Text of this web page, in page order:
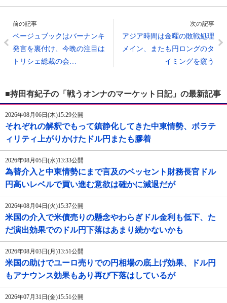
前の記事
ベージュブックはバーナンキ
発言を裏付け、今晩の注目は
トリシェ総裁の会…
次の記事
アジア時間は金曜の敗戦処理
メイン、またも円ロングのタ
イミングを窺う
■持田有紀子の「戦うオンナのマーケット日記」の最新記事
2026年08月06日(木)15:29公開
それぞれの解釈でもって鎮静化してきた中東情勢、ボラテ
ィリティ上がりかけたドル円またも膠着
2026年08月05日(水)13:33公開
為替介入と中東情勢にまで言及のベッセント財務長官ドル
円高いレベルで買い進む意欲は確かに減退だが
2026年08月04日(火)15:37公開
米国の介入で米債売りの懸念やわらぎドル金利も低下、た
だ演出効果でのドル円下落はあまり続かないかも
2026年08月03日(月)13:51公開
米国の助けでユーロ売りでの円相場の底上げ効果、ドル円
もアナウンス効果もあり再び下落はしているが
2026年07月31日(金)15:51公開